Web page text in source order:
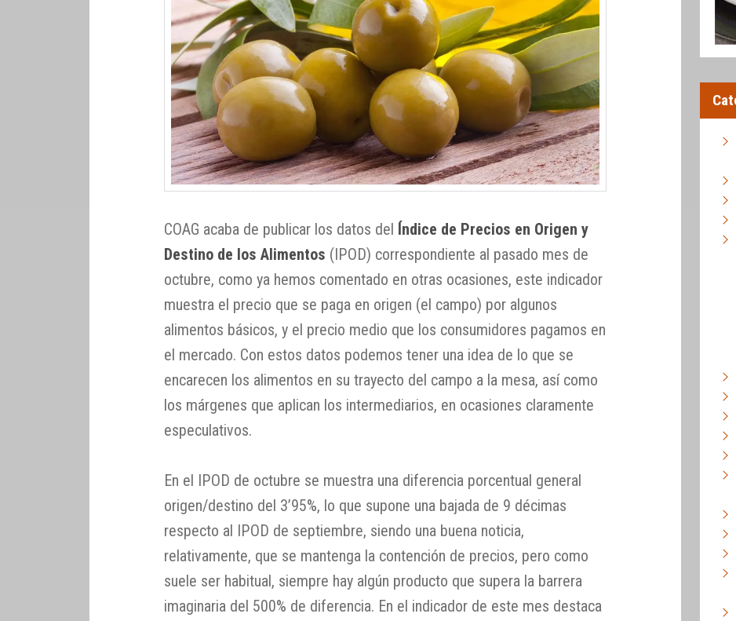
COAG acaba de publicar los datos del Índice de Precios en Origen y
Destino de los Alimentos (IPOD) correspondiente al pasado mes de
octubre, como ya hemos comentado en otras ocasiones, este indicador
muestra el precio que se paga en origen (el campo) por algunos
alimentos básicos, y el precio medio que los consumidores pagamos en
el mercado. Con estos datos podemos tener una idea de lo que se
encarecen los alimentos en su trayecto del campo a la mesa, así como
los márgenes que aplican los intermediarios, en ocasiones claramente
especulativos.
En el IPOD de octubre se muestra una diferencia porcentual general
origen/destino del 3’95%, lo que supone una bajada de 9 décimas
respecto al IPOD de septiembre, siendo una buena noticia,
relativamente, que se mantenga la contención de precios, pero como
suele ser habitual, siempre hay algún producto que supera la barrera
imaginaria del 500% de diferencia. En el indicador de este mes destaca